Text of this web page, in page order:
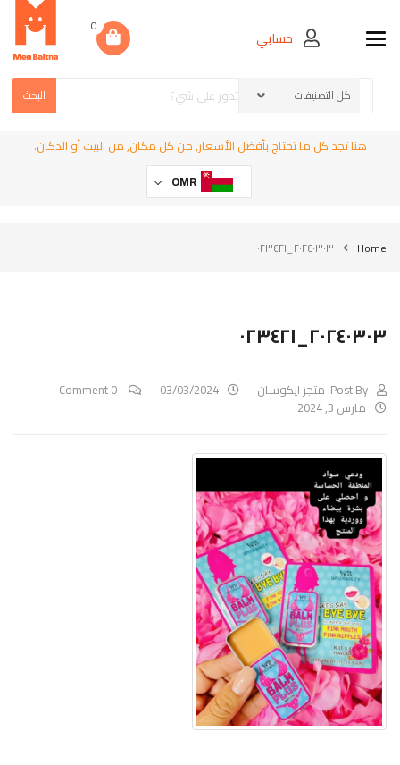
Toggle navigationحسابي
0
البحث
هنا تجد كل ما تحتاج بأفضل الأسعار, من كل مكان, من البيت أو الدكان.
OMR
Home ٢٠٢٤٠٣٠٣_٠٢٣٤٢١
٢٠٢٤٠٣٠٣_٠٢٣٤٢١
Post By: متجر ايكوسان 03/03/2024
مارس 3, 2024